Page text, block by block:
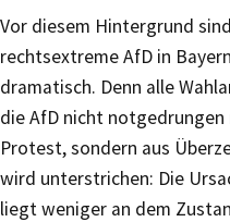
Vor diesem Hintergrund
rechtsextreme AfD in
dramatisch. Denn alle
die AfD nicht
Protest, sondern aus
wird unterstrichen: Die
liegt weniger an dem